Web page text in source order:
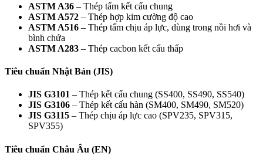
ASTM A36 – Thép tấm kết cấu chung
ASTM A572 – Thép hợp kim cường độ cao
ASTM A516 – Thép tấm chịu áp lực, dùng trong nồi hơi và
bình chứa
ASTM A283 – Thép cacbon kết cấu thấp
Tiêu chuẩn Nhật Bản (JIS)
JIS G3101 – Thép kết cấu chung (SS400, SS490, SS540)
JIS G3106 – Thép kết cấu hàn (SM400, SM490, SM520)
JIS G3115 – Thép chịu áp lực cao (SPV235, SPV315,
SPV355)
Tiêu chuẩn Châu Âu (EN)